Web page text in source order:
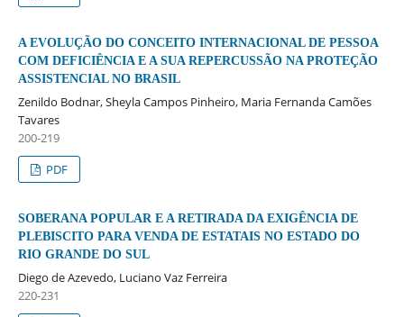
A EVOLUÇÃO DO CONCEITO INTERNACIONAL DE PESSOA
COM DEFICIÊNCIA E A SUA REPERCUSSÃO NA PROTEÇÃO
ASSISTENCIAL NO BRASIL
Zenildo Bodnar, Sheyla Campos Pinheiro, Maria Fernanda Camões
Tavares
200-219
PDF
SOBERANA POPULAR E A RETIRADA DA EXIGÊNCIA DE
PLEBISCITO PARA VENDA DE ESTATAIS NO ESTADO DO
RIO GRANDE DO SUL
Diego de Azevedo, Luciano Vaz Ferreira
220-231